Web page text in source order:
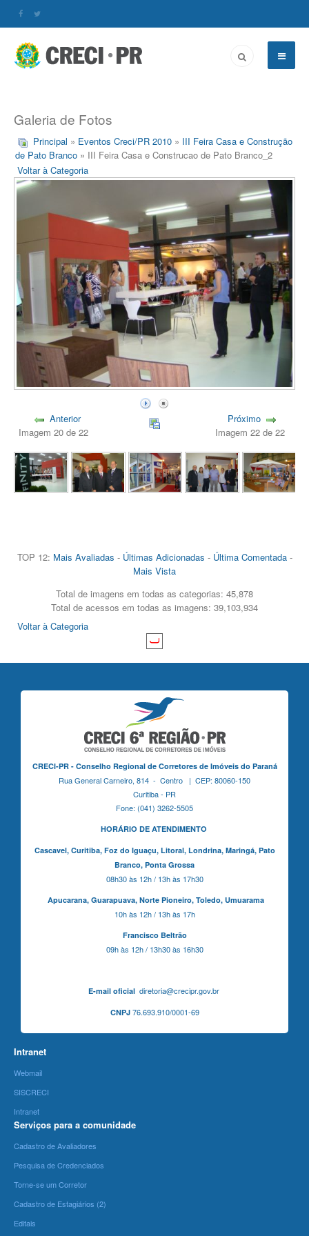
Galeria de Fotos
Principal » Eventos Creci/PR 2010 » III Feira Casa e Construção
de Pato Branco » III Feira Casa e Construcao de Pato Branco_2
Voltar à Categoria
Anterior
Imagem 20 de 22
Próximo
Imagem 22 de 22
TOP 12: Mais Avaliadas - Últimas Adicionadas - Última Comentada-
Mais Vista
Total de imagens em todas as categorias: 45,878
Total de acessos em todas as imagens: 39,103,934
Voltar à Categoria
CRECI-PR - Conselho Regional de Corretores de Imóveis do Paraná
Rua General Carneiro, 814 - Centro | CEP: 80060-150
Curitiba - PR
Fone: (041) 3262-5505
HORÁRIO DE ATENDIMENTO
Cascavel, Curitiba,Foz do Iguaçu, Litoral, Londrina, Maringá, Pato
Branco, Ponta Grossa
08h30 às 12h / 13h às 17h30
Apucarana, Guarapuava, Norte Pioneiro, Toledo, Umuarama
10h às 12h / 13h às 17h
Francisco Beltrão
09h às 12h / 13h30 às 16h30
E-mail oficialdiretoria@crecipr.gov.br
CNPJ76.693.910/0001-69
Intranet
Webmail
SISCRECI
Intranet
Serviços para a comunidade
Cadastro de Avaliadores
Pesquisa de Credenciados
Torne-se um Corretor
Cadastro de Estagiários (2)
Editais